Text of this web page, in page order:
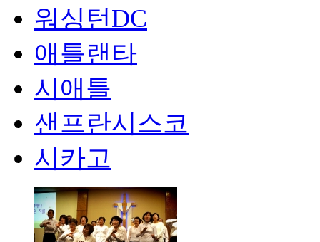
워싱턴DC
애틀랜타
시애틀
샌프란시스코
시카고